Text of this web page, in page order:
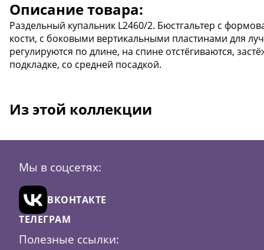
Описание товара:
Раздельный купальник L2460/2. Бюстгальтер с
кости, с боковыми вертикальными пластинами для
регулируются по длине, на спине отстёгиваются,
подкладке, со средней посадкой.
Из этой коллекции
Мы в соцсетях:
ВКОНТАКТЕ
ТЕЛЕГРАМ
Полезные ссылки: